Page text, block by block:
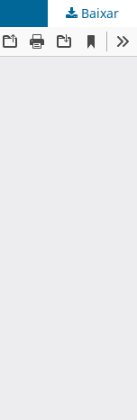
Baixar